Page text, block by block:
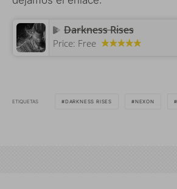
Darkness Rises
Price: Free
ETIQUETAS DARKNESS RISES NEXON